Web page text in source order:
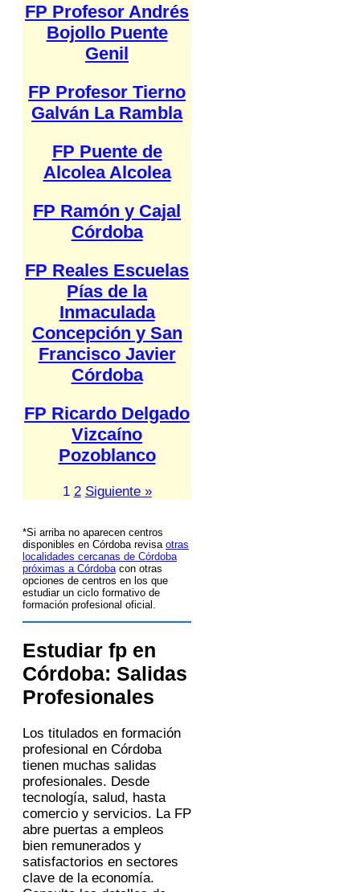
FP Profesor Andrés
Bojollo Puente
Genil
FP Profesor Tierno
Galván La Rambla
FP Puente de
Alcolea Alcolea
FP Ramón y Cajal
Córdoba
FP Reales Escuelas
Pías de la
Inmaculada
Concepción y San
Francisco Javier
Córdoba
FP Ricardo Delgado
Vizcaíno
Pozoblanco
1 2 Siguiente »
*Si arriba no aparecen centros
disponibles en Córdoba revisa otras
localidades cercanas de Córdoba
próximas a Córdoba con otras
opciones de centros en los que
estudiar un ciclo formativo de
formación profesional oficial.
Estudiar fp en
Córdoba: Salidas
Profesionales
Los titulados en formación
profesional en Córdoba
tienen muchas salidas
profesionales. Desde
tecnología, salud, hasta
comercio y servicios. La FP
abre puertas a empleos
bien remunerados y
satisfactorios en sectores
clave de la economía.